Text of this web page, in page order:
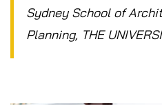
Sydney School of
Planning, THE